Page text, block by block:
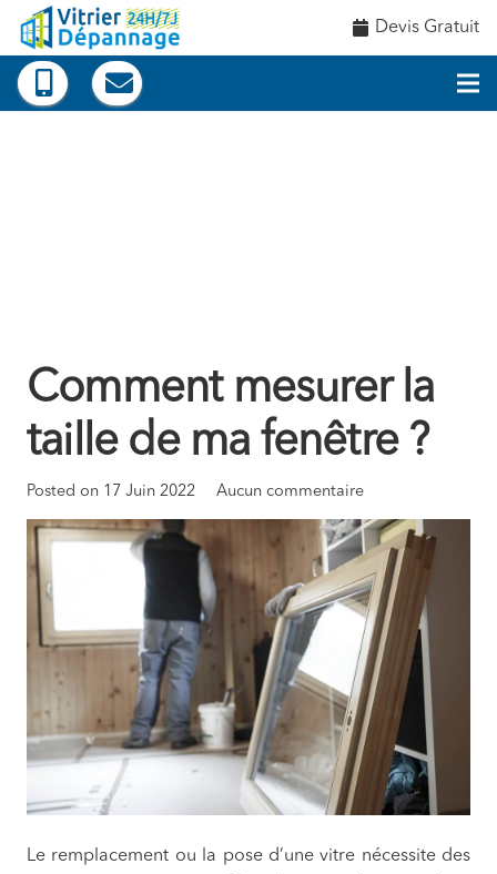
Devis Gratuit
Comment mesurer la
taille de ma fenêtre ?
Posted on 17 Juin 2022 Aucun commentaire
Le remplacement ou la pose d’une vitre nécessite des